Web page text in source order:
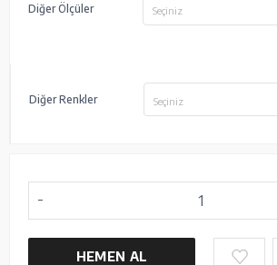
Diğer Ölçüler Seçiniz
Diğer Renkler Seçiniz
HEMEN AL